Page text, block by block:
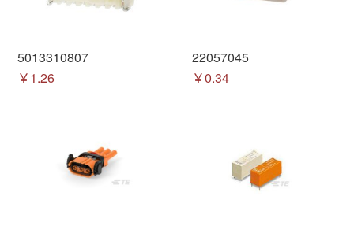
5013310807
￥1.26
22057045
￥0.34